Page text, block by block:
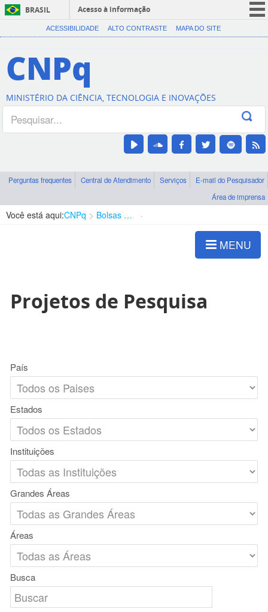
BRASIL
Acesso à informação
CORONAVÍRUS (COVID-19)
Canais
ACESSIBILIDADE ALTO CONTRASTE MAPA DO SITE
CNPq
MINISTÉRIO DA CIÊNCIA, TECNOLOGIA E INOVAÇÕES
Perguntas frequentes Central de Atendimento Serviços
E-mail do Pesquisador
Área de imprensa
Você está aqui:CNPq Bolsas e Auxílios Vigentes
MENU
Projetos de Pesquisa
País
Estados
Instituições
Grandes Áreas
Áreas
Busca